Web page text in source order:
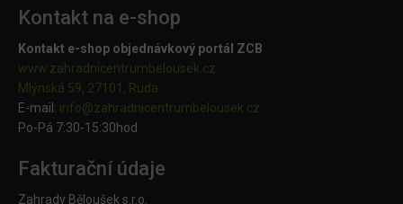
Kontakt na e-shop
Kontakt e-shop objednávkový portál ZCB
www.zahradnicentrumbelousek.cz
Mlýnská 59, 27101, Ruda
E-mail: info@zahradnicentrumbelousek.cz
Po-Pá 7:30-15:30hod
Fakturační údaje
Zahrady Běloušek s.r.o.